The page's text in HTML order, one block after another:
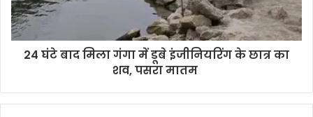
24 घंटे बाद मिला गंगा में डूबे इंजीनियरिंग के छात्र का
शव, पसरा मातम